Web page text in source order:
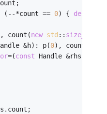
(--*count == 0) { delete
count(new std :: size_t
&h): p(0), count(
=(const Handle &rhs)